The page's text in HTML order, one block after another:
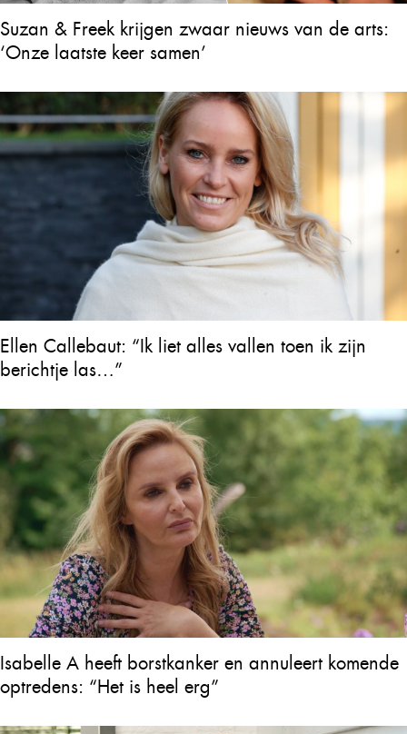
Suzan & Freek krijgen zwaar nieuws van de arts:
‘Onze laatste keer samen’
Ellen Callebaut: “Ik liet alles vallen toen ik zijn
berichtje las…”
Isabelle A heeft borstkanker en annuleert komende
optredens: “Het is heel erg”